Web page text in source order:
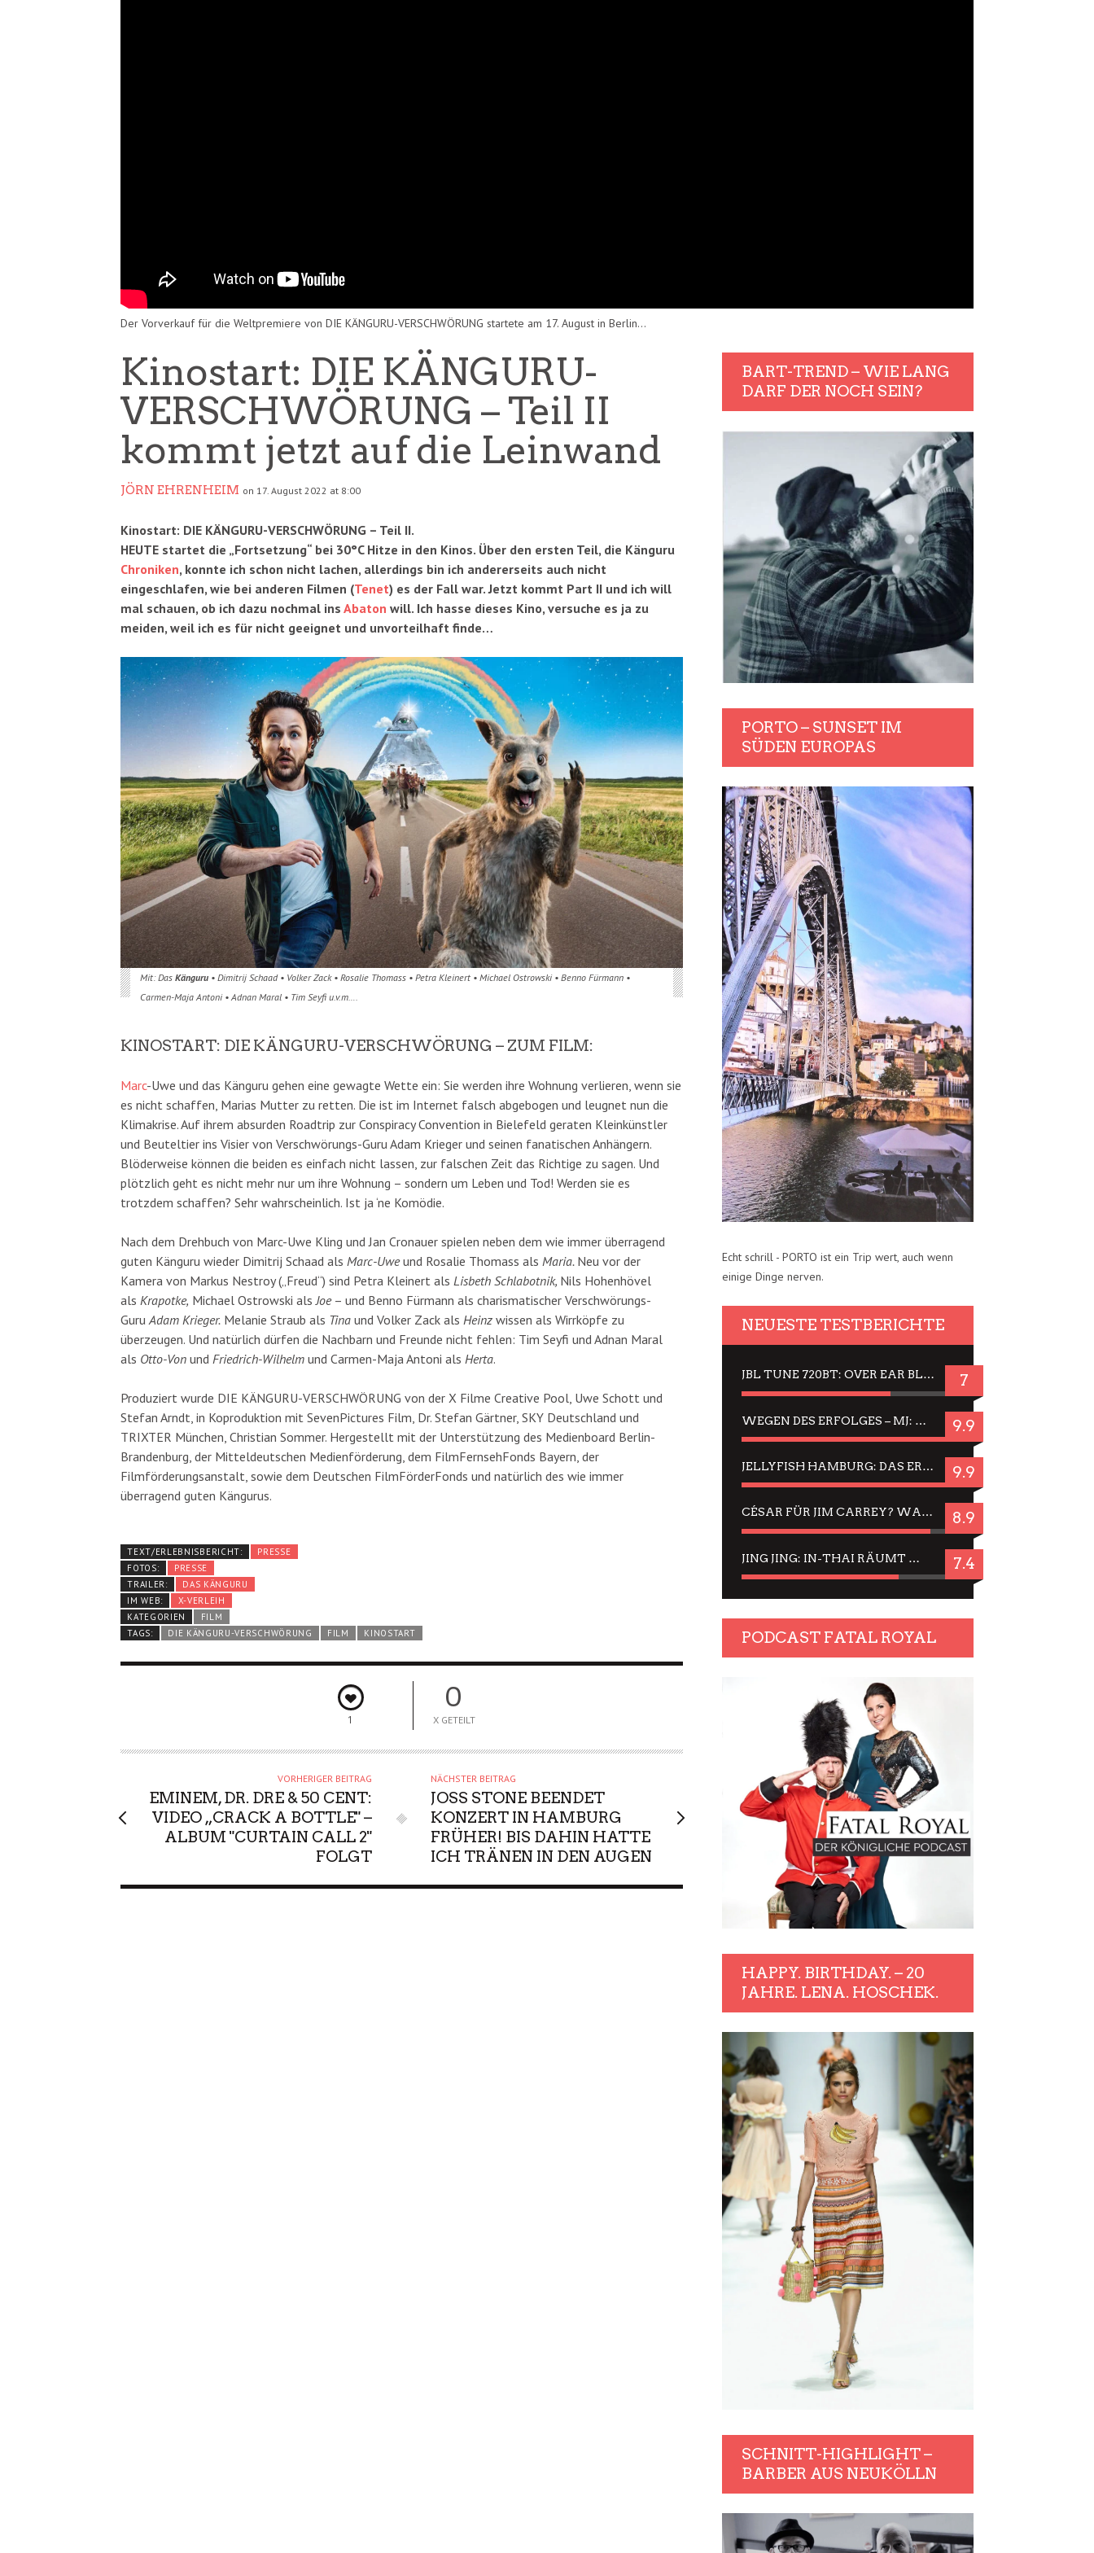
Der Vorverkauf für die Weltpremiere von DIE KÄNGURU-VERSCHWÖRUNG startete am 17. August in Berlin...
Kinostart: DIE KÄNGURU-
VERSCHWÖRUNG – Teil II
kommt jetzt auf die Leinwand
JÖRN EHRENHEIM on 17. August 2022 at 8:00
Kinostart: DIE KÄNGURU-VERSCHWÖRUNG – Teil II.
HEUTE startet die „Fortsetzung“ bei 30°C Hitze in den Kinos. Über den ersten Teil, die Känguru
Chroniken, konnte ich schon nicht lachen, allerdings bin ich andererseits auch nicht
eingeschlafen, wie bei anderen Filmen (Tenet) es der Fall war. Jetzt kommt Part II und ich will
mal schauen, ob ich dazu nochmal ins Abaton will. Ich hasse dieses Kino, versuche es ja zu
meiden, weil ich es für nicht geeignet und unvorteilhaft finde…
Mit: Das Känguru• Dimitrij Schaad • Volker Zack • Rosalie Thomass • Petra Kleinert • Michael Ostrowski • Benno Fürmann •
Carmen-Maja Antoni • Adnan Maral • Tim Seyfi u.v.m….
KINOSTART: DIE KÄNGURU-VERSCHWÖRUNG – ZUM FILM:
Marc-Uwe und das Känguru gehen eine gewagte Wette ein: Sie werden ihre Wohnung verlieren, wenn sie
es nicht schaffen, Marias Mutter zu retten. Die ist im Internet falsch abgebogen und leugnet nun die
Klimakrise. Auf ihrem absurden Roadtrip zur Conspiracy Convention in Bielefeld geraten Kleinkünstler
und Beuteltier ins Visier von Verschwörungs-Guru Adam Krieger und seinen fanatischen Anhängern.
Blöderweise können die beiden es einfach nicht lassen, zur falschen Zeit das Richtige zu sagen. Und
plötzlich geht es nicht mehr nur um ihre Wohnung – sondern um Leben und Tod! Werden sie es
trotzdem schaffen? Sehr wahrscheinlich. Ist ja ‘ne Komödie.
Nach dem Drehbuch von Marc-Uwe Kling und Jan Cronauer spielen neben dem wie immer überragend
guten Känguru wieder Dimitrij Schaad als Marc-Uweund Rosalie Thomass als Maria. Neu vor der
Kamera von Markus Nestroy („Freud“) sind Petra Kleinert als Lisbeth Schlabotnik, Nils Hohenhövel
als Krapotke, Michael Ostrowski als Joe– und Benno Fürmann als charismatischer Verschwörungs-
Guru Adam Krieger. Melanie Straub als Tina und Volker Zack als Heinz wissen als Wirrköpfe zu
überzeugen. Und natürlich dürfen die Nachbarn und Freunde nicht fehlen: Tim Seyfi und Adnan Maral
als Otto-Von und Friedrich-Wilhelm und Carmen-Maja Antoni als Herta.
Produziert wurde DIE KÄNGURU-VERSCHWÖRUNG von der X Filme Creative Pool, Uwe Schott und
Stefan Arndt, in Koproduktion mit SevenPictures Film, Dr. Stefan Gärtner, SKY Deutschland und
TRIXTER München, Christian Sommer. Hergestellt mit der Unterstützung des Medienboard Berlin-
Brandenburg, der Mitteldeutschen Medienförderung, dem FilmFernsehFonds Bayern, der
Filmförderungsanstalt, sowie dem Deutschen FilmFörderFonds und natürlich des wie immer
überragend guten Kängurus.
TEXT/ERLEBNISBERICHT:
PRESSE
FOTOS:
PRESSE
TRAILER:
DAS KÄNGURU
IM WEB:
X-VERLEIH
KATEGORIEN
FILM
TAGS:
DIE KÄNGURU-VERSCHWÖRUNG FILM KINOSTART
1
0
X GETEILT
VORHERIGER BEITRAG
EMINEM, DR. DRE & 50 CENT:
VIDEO „CRACK A BOTTLE" –
ALBUM "CURTAIN CALL 2"
FOLGT
NÄCHSTER BEITRAG
JOSS STONE BEENDET
KONZERT IN HAMBURG
FRÜHER! BIS DAHIN HATTE
ICH TRÄNEN IN DEN AUGEN
BART-TREND – WIE LANG
DARF DER NOCH SEIN?
PORTO – SUNSET IM
SÜDEN EUROPAS
Echt schrill - PORTO ist ein Trip wert, auch wenn
einige Dinge nerven.
NEUESTE TESTBERICHTE
JBL TUNE 720BT: OVER EAR BLUETOOTH KOPFHÖRER UM DIE 50,-€ IM DAUER-TEST 7
WEGEN DES ERFOLGES – MJ: MICHAEL JACKSON MUSICAL IN EINER MATINEE SEHEN 9.9
JELLYFISH HAMBURG: DAS ERFOLGREICHE SOMMER-MENÜ 2025 IN GEFÜHLEN UND BILDERN 9.9
CÉSAR FÜR JIM CARREY? WARUM DAS EINER DER NERVIGSTEN ACTORS IST UND BLEIBT 8.9
JING JING: IN-THAI RÄUMT WIEDER TITEL AB – EIN ZWEI-STUNDEN-ERLEBNISBERICHT 7.4
PODCAST FATAL ROYAL
HAPPY. BIRTHDAY. – 20
JAHRE. LENA. HOSCHEK.
SCHNITT-HIGHLIGHT –
BARBER AUS NEUKÖLLN